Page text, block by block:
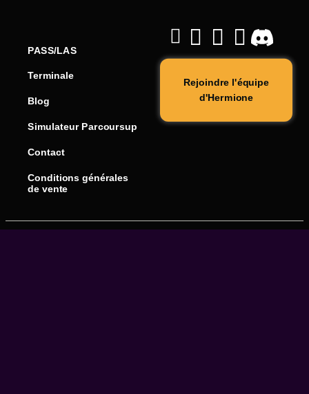
PASS/LAS
Terminale
Blog
Simulateur Parcoursup
Contact
Conditions générales
de vente
Rejoindre l'équipe
d'Hermione